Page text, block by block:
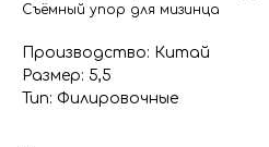
Съёмный упор для мизинца
Производство: Китай
Размер: 5,5
Тип: Филировочные